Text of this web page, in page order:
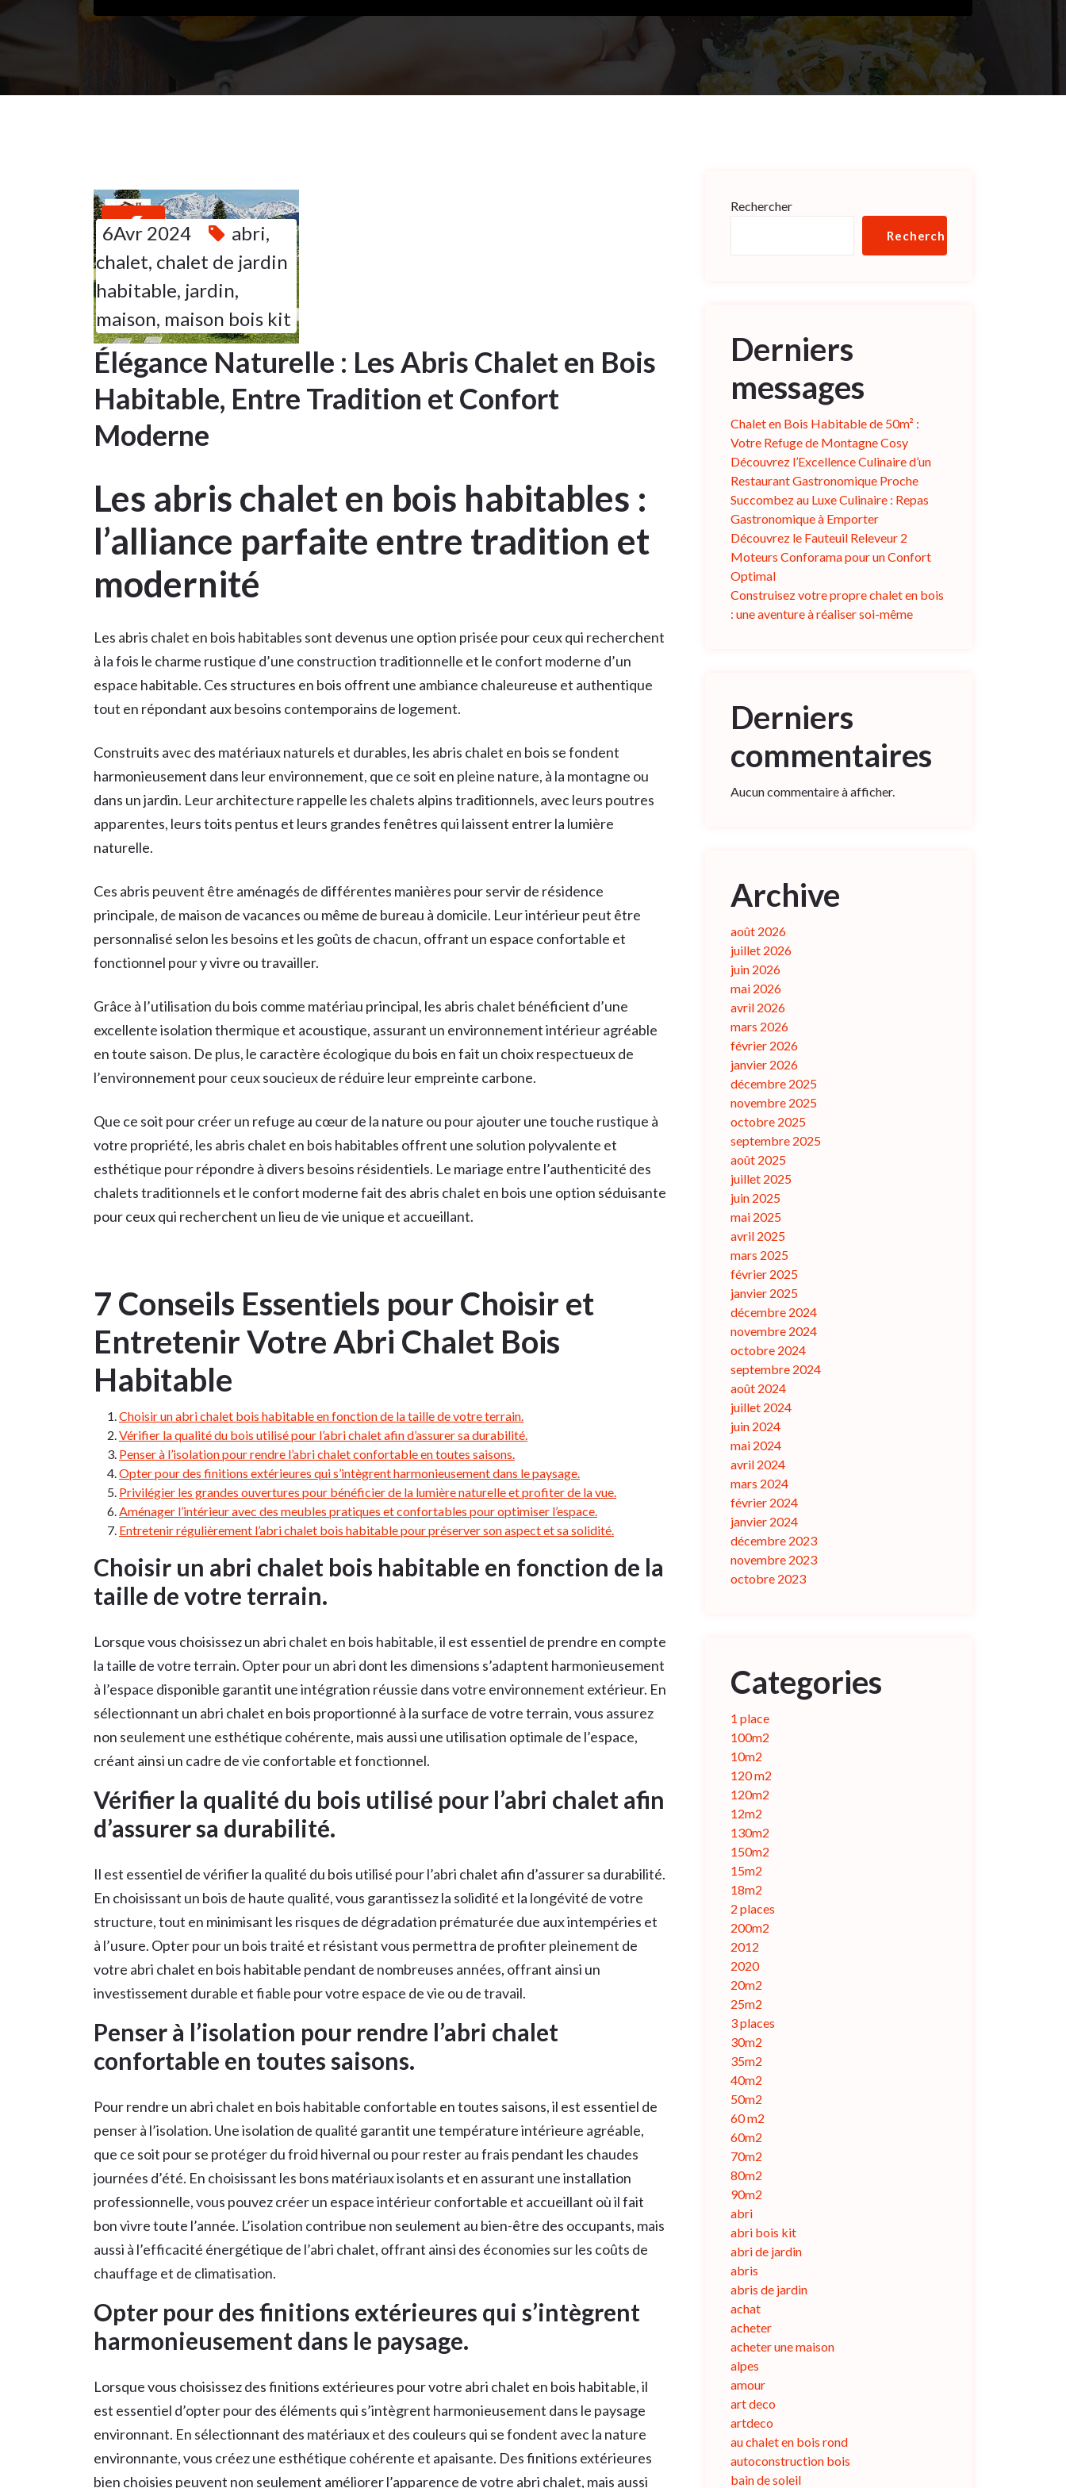
6
AVR 2024
6Avr 2024 abri,
chalet, chalet de jardin
habitable, jardin,
maison, maison bois kit
Élégance Naturelle : Les Abris Chalet en Bois
Habitable, Entre Tradition et Confort
Moderne
Les abris chalet en bois habitables :
l’alliance parfaite entre tradition et
modernité
Les abris chalet en bois habitables sont devenus une option prisée pour ceux qui recherchent
à la fois le charme rustique d’une construction traditionnelle et le confort moderne d’un
espace habitable. Ces structures en bois offrent une ambiance chaleureuse et authentique
tout en répondant aux besoins contemporains de logement.
Construits avec des matériaux naturels et durables, les abris chalet en bois se fondent
harmonieusement dans leur environnement, que ce soit en pleine nature, à la montagne ou
dans un jardin. Leur architecture rappelle les chalets alpins traditionnels, avec leurs poutres
apparentes, leurs toits pentus et leurs grandes fenêtres qui laissent entrer la lumière
naturelle.
Ces abris peuvent être aménagés de différentes manières pour servir de résidence
principale, de maison de vacances ou même de bureau à domicile. Leur intérieur peut être
personnalisé selon les besoins et les goûts de chacun, offrant un espace confortable et
fonctionnel pour y vivre ou travailler.
Grâce à l’utilisation du bois comme matériau principal, les abris chalet bénéficient d’une
excellente isolation thermique et acoustique, assurant un environnement intérieur agréable
en toute saison. De plus, le caractère écologique du bois en fait un choix respectueux de
l’environnement pour ceux soucieux de réduire leur empreinte carbone.
Que ce soit pour créer un refuge au cœur de la nature ou pour ajouter une touche rustique à
votre propriété, les abris chalet en bois habitables offrent une solution polyvalente et
esthétique pour répondre à divers besoins résidentiels. Le mariage entre l’authenticité des
chalets traditionnels et le confort moderne fait des abris chalet en bois une option séduisante
pour ceux qui recherchent un lieu de vie unique et accueillant.
7 Conseils Essentiels pour Choisir et
Entretenir Votre Abri Chalet Bois
Habitable
Choisir un abri chalet bois habitable en fonction de la taille de votre terrain.
Vérifier la qualité du bois utilisé pour l’abri chalet afin d’assurer sa durabilité.
Penser à l’isolation pour rendre l’abri chalet confortable en toutes saisons.
Opter pour des finitions extérieures qui s’intègrent harmonieusement dans le paysage.
Privilégier les grandes ouvertures pour bénéficier de la lumière naturelle et profiter de la vue.
Aménager l’intérieur avec des meubles pratiques et confortables pour optimiser l’espace.
Entretenir régulièrement l’abri chalet bois habitable pour préserver son aspect et sa solidité.
Choisir un abri chalet bois habitable en fonction de la
taille de votre terrain.
Lorsque vous choisissez un abri chalet en bois habitable, il est essentiel de prendre en compte
la taille de votre terrain. Opter pour un abri dont les dimensions s’adaptent harmonieusement
à l’espace disponible garantit une intégration réussie dans votre environnement extérieur. En
sélectionnant un abri chalet en bois proportionné à la surface de votre terrain, vous assurez
non seulement une esthétique cohérente, mais aussi une utilisation optimale de l’espace,
créant ainsi un cadre de vie confortable et fonctionnel.
Vérifier la qualité du bois utilisé pour l’abri chalet afin
d’assurer sa durabilité.
Il est essentiel de vérifier la qualité du bois utilisé pour l’abri chalet afin d’assurer sa durabilité.
En choisissant un bois de haute qualité, vous garantissez la solidité et la longévité de votre
structure, tout en minimisant les risques de dégradation prématurée due aux intempéries et
à l’usure. Opter pour un bois traité et résistant vous permettra de profiter pleinement de
votre abri chalet en bois habitable pendant de nombreuses années, offrant ainsi un
investissement durable et fiable pour votre espace de vie ou de travail.
Penser à l’isolation pour rendre l’abri chalet
confortable en toutes saisons.
Pour rendre un abri chalet en bois habitable confortable en toutes saisons, il est essentiel de
penser à l’isolation. Une isolation de qualité garantit une température intérieure agréable,
que ce soit pour se protéger du froid hivernal ou pour rester au frais pendant les chaudes
journées d’été. En choisissant les bons matériaux isolants et en assurant une installation
professionnelle, vous pouvez créer un espace intérieur confortable et accueillant où il fait
bon vivre toute l’année. L’isolation contribue non seulement au bien-être des occupants, mais
aussi à l’efficacité énergétique de l’abri chalet, offrant ainsi des économies sur les coûts de
chauffage et de climatisation.
Opter pour des finitions extérieures qui s’intègrent
harmonieusement dans le paysage.
Lorsque vous choisissez des finitions extérieures pour votre abri chalet en bois habitable, il
est essentiel d’opter pour des éléments qui s’intègrent harmonieusement dans le paysage
environnant. En sélectionnant des matériaux et des couleurs qui se fondent avec la nature
environnante, vous créez une esthétique cohérente et apaisante. Des finitions extérieures
bien choisies peuvent non seulement améliorer l’apparence de votre abri chalet, mais aussi
Rechercher
Rechercher
Derniers
messages
Chalet en Bois Habitable de 50m² :
Votre Refuge de Montagne Cosy
Découvrez l’Excellence Culinaire d’un
Restaurant Gastronomique Proche
Succombez au Luxe Culinaire : Repas
Gastronomique à Emporter
Découvrez le Fauteuil Releveur 2
Moteurs Conforama pour un Confort
Optimal
Construisez votre propre chalet en bois
: une aventure à réaliser soi-même
Derniers
commentaires
Aucun commentaire à afficher.
Archive
août 2026
juillet 2026
juin 2026
mai 2026
avril 2026
mars 2026
février 2026
janvier 2026
décembre 2025
novembre 2025
octobre 2025
septembre 2025
août 2025
juillet 2025
juin 2025
mai 2025
avril 2025
mars 2025
février 2025
janvier 2025
décembre 2024
novembre 2024
octobre 2024
septembre 2024
août 2024
juillet 2024
juin 2024
mai 2024
avril 2024
mars 2024
février 2024
janvier 2024
décembre 2023
novembre 2023
octobre 2023
Categories
1 place
100m2
10m2
120 m2
120m2
12m2
130m2
150m2
15m2
18m2
2 places
200m2
2012
2020
20m2
25m2
3 places
30m2
35m2
40m2
50m2
60 m2
60m2
70m2
80m2
90m2
abri
abri bois kit
abri de jardin
abris
abris de jardin
achat
acheter
acheter une maison
alpes
amour
art deco
artdeco
au chalet en bois rond
autoconstruction bois
bain de soleil